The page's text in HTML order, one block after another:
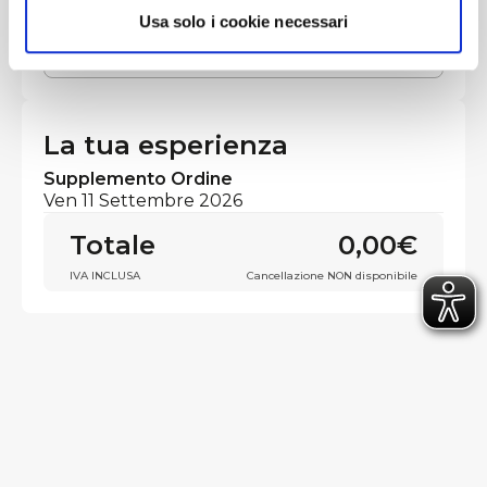
Usa solo i cookie necessari
La tua esperienza
Supplemento Ordine
Ven 11 Settembre 2026
Totale 0,00€
IVA INCLUSA Cancellazione NON disponibile